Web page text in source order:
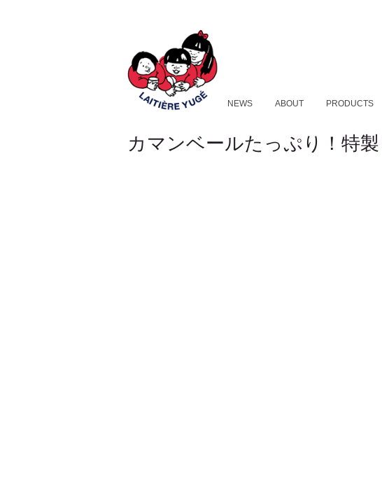
NEWS ABOUT PRODUCTS
カマンベールたっぷり！特